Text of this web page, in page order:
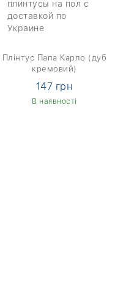
Плінтус Папа Карло (дуб
кремовий)
147 грн
В наявності